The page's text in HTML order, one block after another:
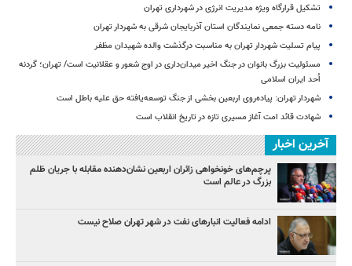
تشکیل قرارگاه ویژه مدیریت انرژی در شهرداری تهران
نامه دسته جمعی نمایندگان استان آذربایجان شرقی به شهردار تهران
پیام تسلیت شهردار تهران به مناسبت درگذشت والده شهیدان مظفر
مسئولیت بزرگ بانوان در جنگ اخیر میدان‌داری‌ در اوج شعور و عقلانیت است/ تهران؛ گردنه
اُحد ایران اسلامی
شهردار تهران: پیاده‌روی اربعین بخشی از جنگ توسعه‌یافته حق علیه باطل است
شهادت قائد امت آغاز مسیری تازه در تاریخ انقلاب است
آخرین اخبار
پرچم‌های خونخواهی زائران اربعین نشان‌دهنده مقابله با جریان ظلم
بزرگ در عالم است
ادامه فعالیت انبارهای نفت در شهر تهران صلاح نیست